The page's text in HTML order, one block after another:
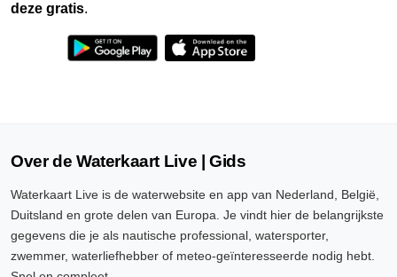
deze gratis.
Over de Waterkaart Live | Gids
Waterkaart Live is de waterwebsite en app van Nederland, België,
Duitsland en grote delen van Europa. Je vindt hier de belangrijkste
gegevens die je als nautische professional, watersporter,
zwemmer, waterliefhebber of meteo-geïnteresseerde nodig hebt.